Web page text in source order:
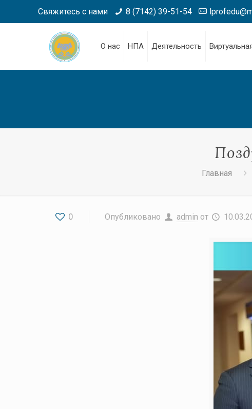
Свяжитесь с нами 8 (7142) 39-51-54
О нас НПА Деятельность
Главная
0 Опубликовано admin от